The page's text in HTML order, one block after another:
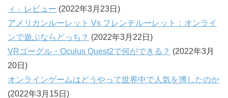
ィ」レビュー (2022年3月23日)
アメリカンルーレット Vs フレンチルーレット：オンライ
ンで遊ぶならどっち？ (2022年3月22日)
VRゴーグル・Oculus Quest2で何ができる？ (2022年3月
20日)
オンラインゲームはどうやって世界中で人気を博したのか
(2022年3月15日)